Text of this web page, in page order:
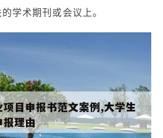
学术期刊或会议上。